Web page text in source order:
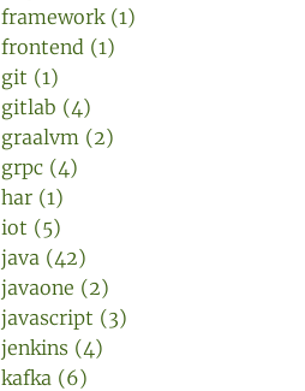
framework (1)
frontend (1)
git (1)
gitlab (4)
graalvm (2)
grpc (4)
har (1)
iot (5)
java (42)
javaone (2)
javascript (3)
jenkins (4)
kafka (6)